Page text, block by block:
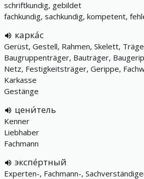
schriftkundig, gebildet
fachkundig, sachkundig, kompetent,
карка́с
Gerüst, Gestell, Rahmen, Skelett,
Baugruppenträger, Bauträger,
Netz, Festigkeitsträger, Gerippe,
Karkasse
Gestänge
цени́тель
Kenner
Liebhaber
Fachmann
экспе́ртный
Experten-, Fachmann-,